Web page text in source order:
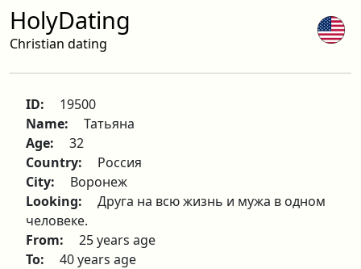
HolyDating
Christian dating
ID:
19500
Name:
Татьяна
Age:
32
Country:
Россия
City:
Воронеж
Looking:
Друга на всю жизнь и мужа в одном
человеке.
From:
25 years age
To:
40 years age